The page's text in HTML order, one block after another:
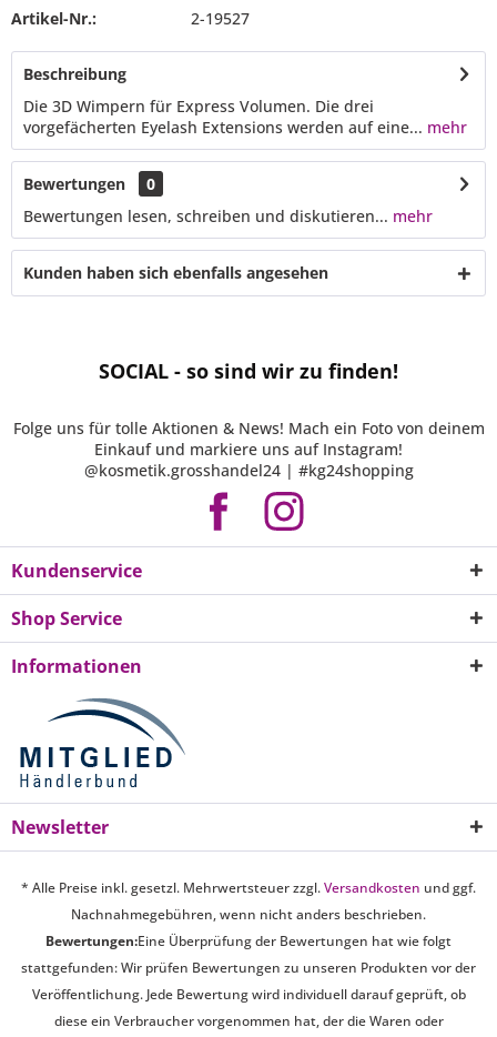
Artikel-Nr.: 2-19527
Beschreibung
Die 3D Wimpern für Express Volumen. Die drei
vorgefächerten Eyelash Extensions werden auf eine... mehr
Bewertungen
0
Bewertungen lesen, schreiben und diskutieren... mehr
Kunden haben sich ebenfalls angesehen
SOCIAL - so sind wir zu finden!
Folge uns für tolle Aktionen & News! Mach ein Foto von deinem
Einkauf und markiere uns auf Instagram!
@kosmetik.grosshandel24 | #kg24shopping
Kundenservice
Shop Service
Informationen
Newsletter
* Alle Preise inkl. gesetzl. Mehrwertsteuer zzgl.Versandkosten und ggf.
Nachnahmegebühren, wenn nicht anders beschrieben.
Bewertungen:Eine Überprüfung der Bewertungen hat wie folgt
stattgefunden: Wir prüfen Bewertungen zu unseren Produkten vor der
Veröffentlichung. Jede Bewertung wird individuell darauf geprüft, ob
diese ein Verbraucher vorgenommen hat, der die Waren oder